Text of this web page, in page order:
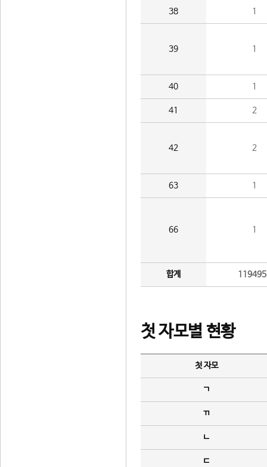
38 1
39 1
40 1
41 2
42 2
63 1
66 1
합계
첫 자모별 현황
첫 자모
ㄱ
ㄲ
ㄴ
ㄷ